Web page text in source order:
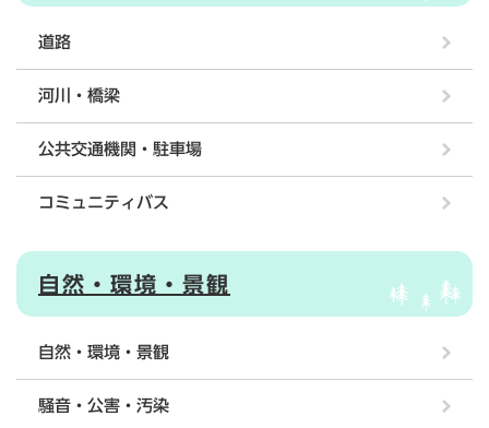
道路
河川・橋梁
公共交通機関・駐車場
コミュニティバス
自然・環境・景観
自然・環境・景観
騒音・公害・汚染